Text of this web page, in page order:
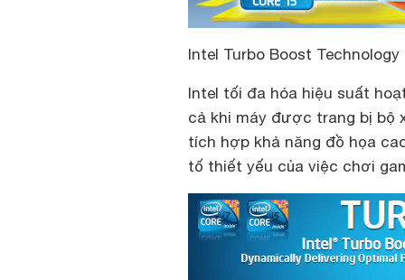
Intel Turbo Boost Technology
Intel tối đa hóa hiệu suất
cả khi máy được trang bị bộ
tích hợp khả năng đồ họa
tố thiết yếu của việc chơi